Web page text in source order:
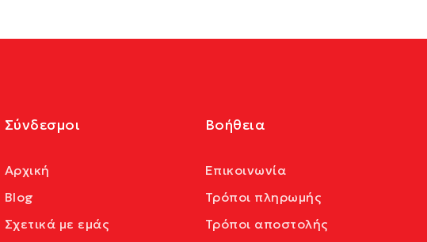
Σύνδεσμοι
Αρχική
Blog
Σχετικά με εμάς
Βοήθεια
Επικοινωνία
Τρόποι πληρωμής
Τρόποι αποστολής